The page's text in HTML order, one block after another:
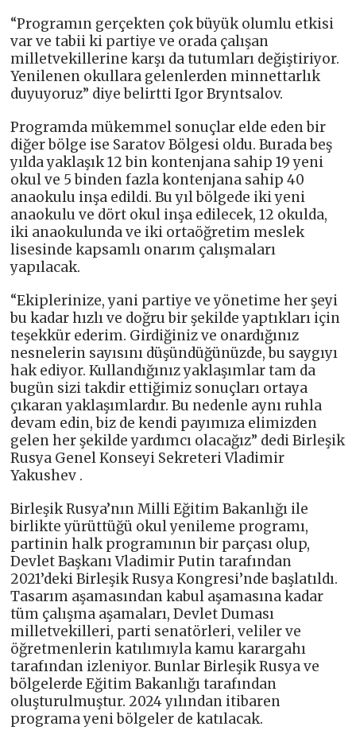
“Programın gerçekten çok büyük olumlu etkisi
var ve tabii ki partiye ve orada çalışan
milletvekillerine karşı da tutumları değiştiriyor.
Yenilenen okullara gelenlerden minnettarlık
duyuyoruz” diye belirtti Igor Bryntsalov.
Programda mükemmel sonuçlar elde eden bir
diğer bölge ise Saratov Bölgesi oldu. Burada beş
yılda yaklaşık 12 bin kontenjana sahip 19 yeni
okul ve 5 binden fazla kontenjana sahip 40
anaokulu inşa edildi. Bu yıl bölgede iki yeni
anaokulu ve dört okul inşa edilecek, 12 okulda,
iki anaokulunda ve iki ortaöğretim meslek
lisesinde kapsamlı onarım çalışmaları
yapılacak.
“Ekiplerinize, yani partiye ve yönetime her şeyi
bu kadar hızlı ve doğru bir şekilde yaptıkları için
teşekkür ederim. Girdiğiniz ve onardığınız
nesnelerin sayısını düşündüğünüzde, bu saygıyı
hak ediyor. Kullandığınız yaklaşımlar tam da
bugün sizi takdir ettiğimiz sonuçları ortaya
çıkaran yaklaşımlardır. Bu nedenle aynı ruhla
devam edin, biz de kendi payımıza elimizden
gelen her şekilde yardımcı olacağız” dedi Birleşik
Rusya Genel Konseyi Sekreteri Vladimir
Yakushev .
Birleşik Rusya’nın Milli Eğitim Bakanlığı ile
birlikte yürüttüğü okul yenileme programı,
partinin halk programının bir parçası olup,
Devlet Başkanı Vladimir Putin tarafından
2021’deki Birleşik Rusya Kongresi’nde başlatıldı.
Tasarım aşamasından kabul aşamasına kadar
tüm çalışma aşamaları, Devlet Duması
milletvekilleri, parti senatörleri, veliler ve
öğretmenlerin katılımıyla kamu karargahı
tarafından izleniyor. Bunlar Birleşik Rusya ve
bölgelerde Eğitim Bakanlığı tarafından
oluşturulmuştur. 2024 yılından itibaren
programa yeni bölgeler de katılacak.